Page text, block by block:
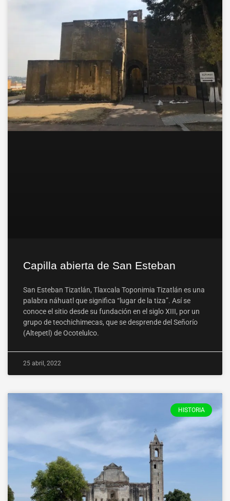
Capilla abierta de San Esteban
San Esteban Tizatlán, Tlaxcala Toponimia Tizatlán es una
palabra náhuatl que significa “lugar de la tiza”. Así se
conoce el sitio desde su fundación en el siglo XIII, por un
grupo de teochichimecas, que se desprende del Señorío
(Altepetl) de Ocotelulco.
25 abril, 2022
HISTORIA